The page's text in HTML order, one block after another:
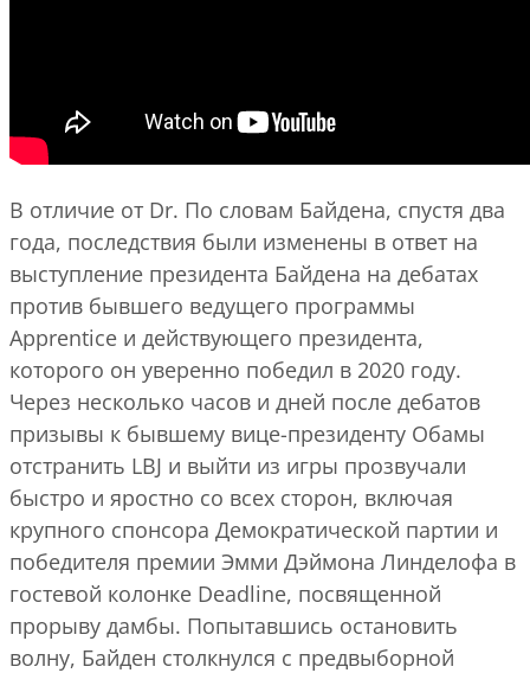
В отличие от Dr. По словам Байдена, спустя два
года, последствия были изменены в ответ на
выступление президента Байдена на дебатах
против бывшего ведущего программы
Apprentice и действующего президента,
которого он уверенно победил в 2020 году.
Через несколько часов и дней после дебатов
призывы к бывшему вице-президенту Обамы
отстранить LBJ и выйти из игры прозвучали
быстро и яростно со всех сторон, включая
крупного спонсора Демократической партии и
победителя премии Эмми Дэймона Линделофа в
гостевой колонке Deadline, посвященной
прорыву дамбы. Попытавшись остановить
волну, Байден столкнулся с предвыборной